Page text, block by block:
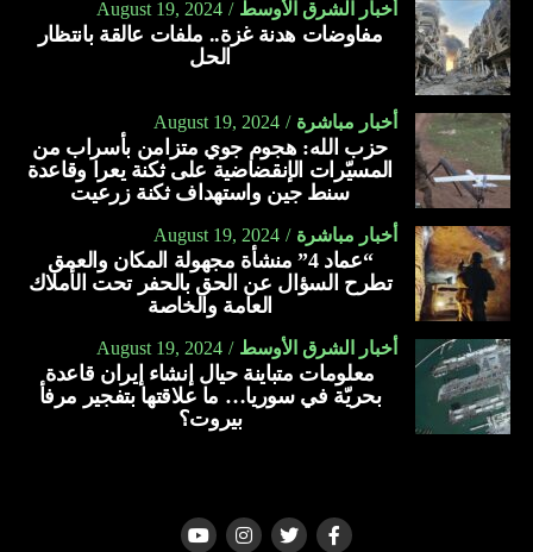
أخبار الشرق الأوسط August 19, 2024
مفاوضات هدنة غزة.. ملفات عالقة بانتظار
الحل
أخبار مباشرة August 19, 2024
حزب الله: هجوم جوي متزامن بأسراب من
المسيّرات الإنقضاضية على ثكنة يعرا وقاعدة
سنط جين واستهداف ثكنة زرعيت
أخبار مباشرة August 19, 2024
“عماد 4” منشأة مجهولة المكان والعمق
تطرح السؤال عن الحق بالحفر تحت الأملاك
العامة والخاصة
أخبار الشرق الأوسط August 19, 2024
معلومات متباينة حيال إنشاء إيران قاعدة
بحريّة في سوريا… ما علاقتها بتفجير مرفأ
بيروت؟